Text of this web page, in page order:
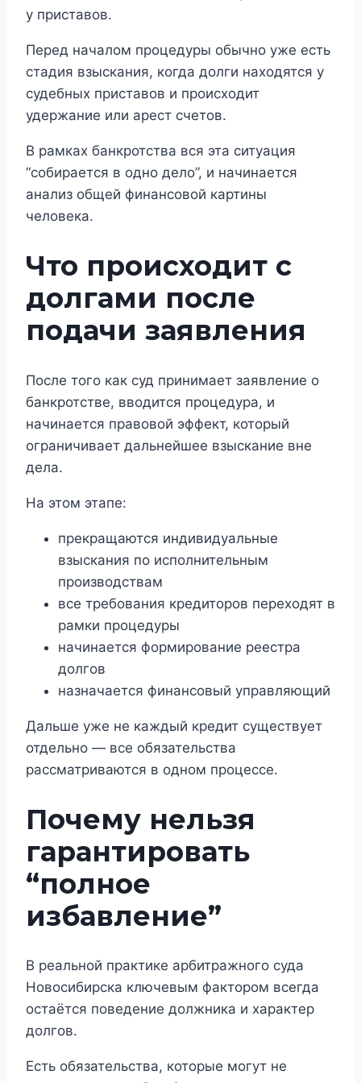
у приставов.
Перед началом процедуры обычно уже есть
стадия взыскания, когда долги находятся у
судебных приставов и происходит
удержание или арест счетов.
В рамках банкротства вся эта ситуация
“собирается в одно дело”, и начинается
анализ общей финансовой картины
человека.
Что происходит с
долгами после
подачи заявления
После того как суд принимает заявление о
банкротстве, вводится процедура, и
начинается правовой эффект, который
ограничивает дальнейшее взыскание вне
дела.
На этом этапе:
прекращаются индивидуальные
взыскания по исполнительным
производствам
все требования кредиторов переходят в
рамки процедуры
начинается формирование реестра
долгов
назначается финансовый управляющий
Дальше уже не каждый кредит существует
отдельно — все обязательства
рассматриваются в одном процессе.
Почему нельзя
гарантировать
“полное
избавление”
В реальной практике арбитражного суда
Новосибирска ключевым фактором всегда
остаётся поведение должника и характер
долгов.
Есть обязательства, которые могут не